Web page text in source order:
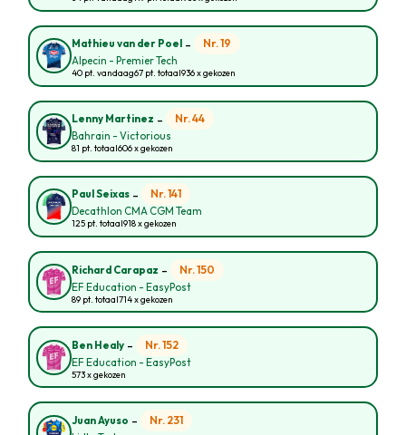
Mathieu van der Poel - Nr. 19
Alpecin - Premier Tech
40 pt. vandaag67 pt. totaal936 x gekozen
Lenny Martinez - Nr. 44
Bahrain - Victorious
81 pt. totaal606 x gekozen
Paul Seixas - Nr. 141
Decathlon CMA CGM Team
125 pt. totaal918 x gekozen
Richard Carapaz - Nr. 150
EF Education - EasyPost
89 pt. totaal714 x gekozen
Ben Healy - Nr. 152
EF Education - EasyPost
573 x gekozen
Juan Ayuso - Nr. 231